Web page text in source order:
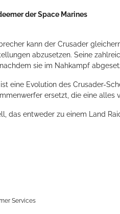
der Space Marines
kann der Crusader
abzusetzen. Seine
sie im Nahkampf
eine Evolution des Crusader-
ersetzt, die eine alles
das entweder zu einem Land
Services